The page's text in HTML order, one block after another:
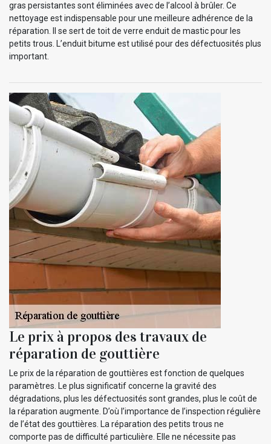
gras persistantes sont éliminées avec de l’alcool à brûler. Ce
nettoyage est indispensable pour une meilleure adhérence de la
réparation. Il se sert de toit de verre enduit de mastic pour les
petits trous. L’enduit bitume est utilisé pour des défectuosités plus
important.
Le prix à propos des travaux de
réparation de gouttière
Le prix de la réparation de gouttières est fonction de quelques
paramètres. Le plus significatif concerne la gravité des
dégradations, plus les défectuosités sont grandes, plus le coût de
la réparation augmente. D’où l’importance de l’inspection régulière
de l’état des gouttières. La réparation des petits trous ne
comporte pas de difficulté particulière. Elle ne nécessite pas